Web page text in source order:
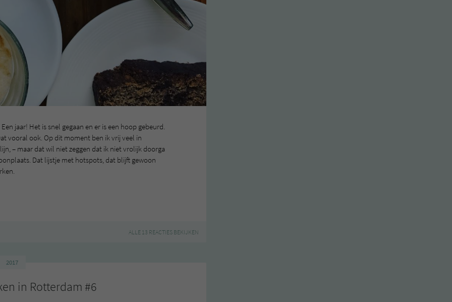
jaar! Het is snel gegaan en er is een hoop gebeurd.
vooral ook. Op dit moment ben ik vrij veel in
– maar dat wil niet zeggen dat ik niet vrolijk doorga
Dat lijstje met hotspots, dat blijft gewoon
ALLE 13 REACTIES BEKIJKEN
2017
in Rotterdam #6